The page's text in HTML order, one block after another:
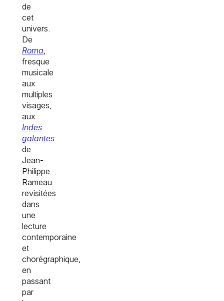
de
cet
univers.
De
Roma,
fresque
musicale
aux
multiples
visages,
aux
Indes
galantes
de
Jean-
Philippe
Rameau
revisitées
dans
une
lecture
contemporaine
et
chorégraphique,
en
passant
par